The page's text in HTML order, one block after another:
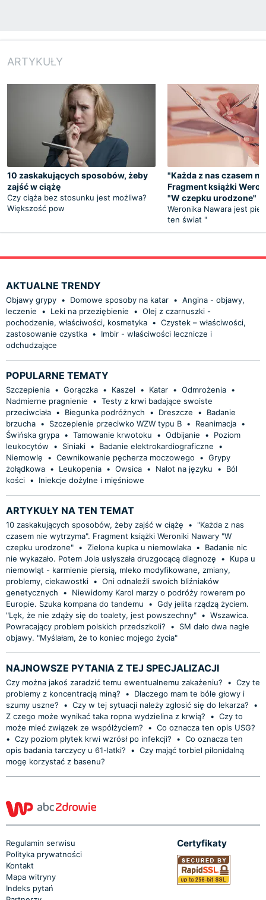
ARTYKUŁY
10 zaskakujących sposobów, żeby
zajść w ciążę
Czy ciąża bez stosunku jest możliwa?
Większość pow
"Każda z nas czasem
Fragment książki
"W czepku urodzone"
Weronika Nawara jest
ten świat "
AKTUALNE TRENDY
Objawy grypy • Domowe sposoby na katar • Angina - objawy,
leczenie
• Leki na przeziębienie • Olej z czarnuszki -
pochodzenie, właściwości, kosmetyka • Czystek – właściwości,
zastosowanie czystka •
Imbir - właściwości lecznicze i
odchudzające
POPULARNE TEMATY
Szczepienia • Gorączka • Kaszel • Katar • Odmrożenia •
Nadmierne pragnienie
• Testy z krwi badające swoiste
przeciwciała • Biegunka podróżnych • Dreszcze •
Badanie
brzucha • Szczepienie przeciwko WZW typu B • Reanimacja •
Świńska grypa • Tamowanie krwotoku • Odbijanie •
Poziom
leukocytów
• Siniaki • Badanie elektrokardiograficzne
•
Niemowlę
• Cewnikowanie pęcherza moczowego • Grypy
żołądkowa • Leukopenia • Owsica • Nalot na języku •
Ból
kości • Iniekcje dożylne i mięśniowe
ARTYKUŁY NA TEN TEMAT
10 zaskakujących sposobów, żeby zajść w ciążę •
"Każda z nas
czasem nie wytrzyma". Fragment książki Weroniki Nawary "W
czepku urodzone" • Zielona kupka u niemowlaka •
Badanie nic
nie wykazało. Potem Jola usłyszała druzgocącą diagnozę
•
Kupa u
niemowląt - karmienie piersią, mleko modyfikowane, zmiany,
problemy, ciekawostki • Oni odnaleźli swoich bliźniaków
genetycznych
•
Niewidomy Karol marzy o podróży rowerem po
Europie. Szuka kompana do tandemu
• Gdy jelita rządzą życiem.
"Lęk, że nie zdąży się do toalety, jest powszechny" • Wszawica.
Powracający problem polskich przedszkoli?
•
SM dało dwa nagłe
objawy. "Myślałam, że to koniec mojego życia"
NAJNOWSZE PYTANIA Z TEJ SPECJALIZACJI
Czy można jakoś zaradzić temu ewentualnemu zakażeniu? • Czy te
problemy z koncentracją miną?
•
Dlaczego mam te bóle głowy i
szumy uszne?
• Czy w tej sytuacji należy zgłosić się do lekarza?
•
Z czego może wynikać taka ropna wydzielina z krwią?
• Czy to
może mieć związek ze współżyciem?
• Co oznacza ten opis USG?
• Czy poziom płytek krwi wzrósł po infekcji? • Co oznacza ten
opis badania tarczycy u 61-latki?
• Czy mająć torbiel pilonidalną
mogę korzystać z basenu?
Regulamin serwisu
Polityka prywatności
Kontakt
Mapa witryny
Indeks pytań
Certyfikaty